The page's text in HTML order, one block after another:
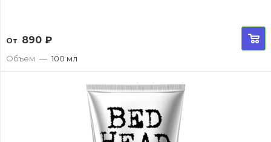
От 890 ₽
Объем — 100 мл